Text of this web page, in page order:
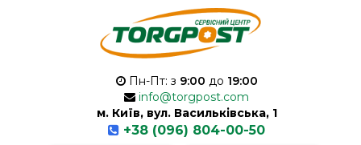
Пн-Пт: з 9:00 до 19:00
info@torgpost.com
м. Київ, вул. Васильківська, 1
+38 (096) 804-00-50